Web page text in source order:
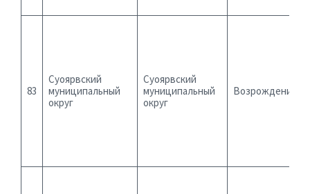
83
Суоярвский
муниципальный
округ
Суоярвский
муниципальный
округ
Возрождение